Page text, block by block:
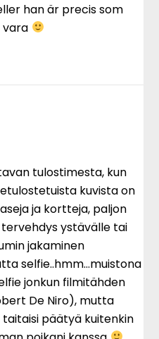
han är precis som
vara
tulostimesta, kun
kuvista on
ja kortteja, paljon
ystävälle tai
jakaminen
selfie..hmm…muistona
jonkun filmitähden
De Niro), mutta
päätyä kuitenkin